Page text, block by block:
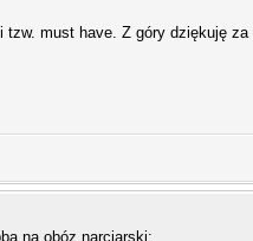
must have. Z góry dziękuję za
na obóz narciarski: